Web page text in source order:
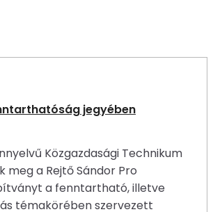
jegyében
Közgazdasági Technikum
a Rejtő Sándor Pro
a fenntartható, illetve
témakörében szervezett